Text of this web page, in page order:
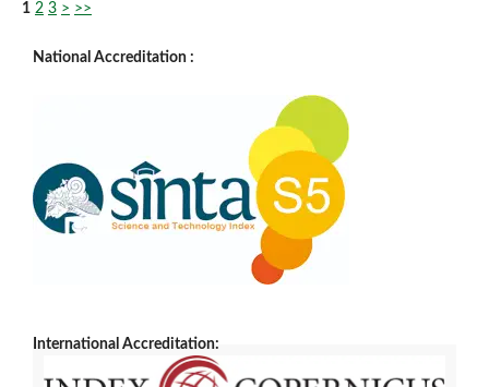
1 2 3 > >>
National Accreditation :
International Accreditation: